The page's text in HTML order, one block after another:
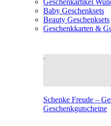
Geschenkartikel
Baby Geschenksets
Beauty Geschenksets
Geschenkkarten &
Schenke Freude –
Geschenkgutscheine